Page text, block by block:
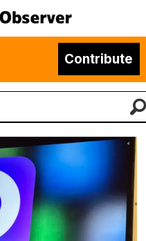
Contribute